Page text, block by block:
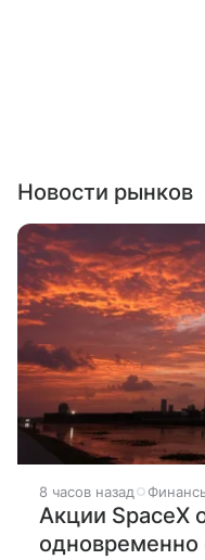
Новости рынков
8 часов назад
Акции SpaceX
одновременно